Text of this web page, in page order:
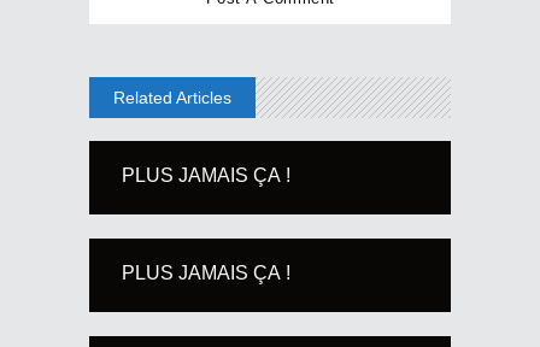
Related Articles
PLUS JAMAIS ÇA !
PLUS JAMAIS ÇA !